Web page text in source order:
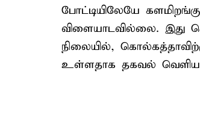
போட்டியிலேயே
விளையாடவில்லை. இது
நிலையில்,
உள்ளதாக தகவல்